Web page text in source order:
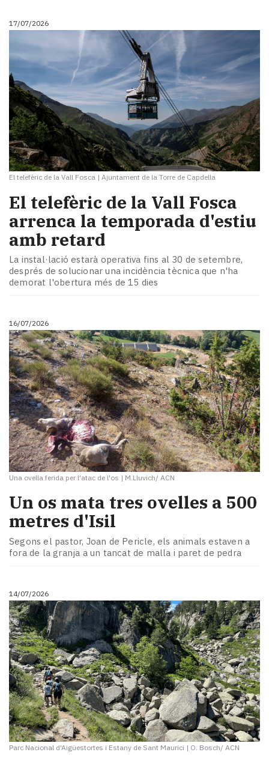
17/07/2026
El telefèric de la Vall Fosca | Ajuntament de la Torre de Capdella
El telefèric de la Vall Fosca
arrenca la temporada d'estiu
amb retard
La instal·lació estarà operativa fins al 30 de setembre,
després de solucionar una incidència tècnica que n'ha
demorat l'obertura més de 15 dies
16/07/2026
Una ovella ferida per l'atac de l'os | M.Lluvich/ ACN
Un os mata tres ovelles a 500
metres d'Isil
Segons el pastor, Joan de Pericle, els animals estaven a
fora de la granja a un tancat de malla i paret de pedra
14/07/2026
Parc Nacional d'Aigüestortes i Estany de Sant Maurici | O. Bosch/ ACN